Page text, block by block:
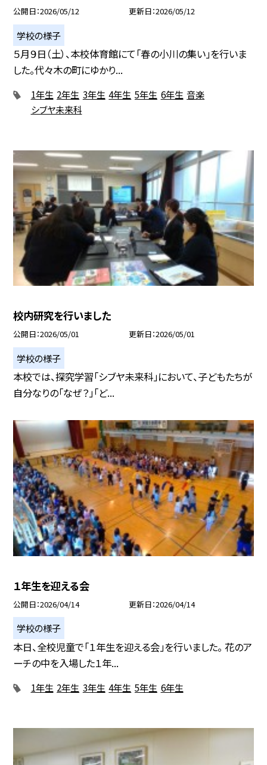
公開日 2026/05/12 更新日 2026/05/12
学校の様子
５月９日（土）、本校体育館にて「春の小川の集い」を行いま
した。代々木の町にゆかり...
1年生 2年生 3年生 4年生 5年生 6年生 音楽
シブヤ未来科
校内研究を行いました
公開日 2026/05/01 更新日 2026/05/01
学校の様子
本校では、探究学習「シブヤ未来科」において、子どもたちが
自分なりの「なぜ？」「ど...
１年生を迎える会
公開日 2026/04/14 更新日 2026/04/14
学校の様子
本日、全校児童で「１年生を迎える会」を行いました。 花のア
ーチの中を入場した１年...
1年生 2年生 3年生 4年生 5年生 6年生